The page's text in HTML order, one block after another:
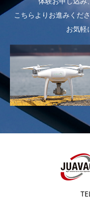
こちらよりお進みくだ
お気軽